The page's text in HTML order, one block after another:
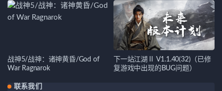
战神5/战神：诸神黄昏/God of
War Ragnarok
下一站江湖Ⅱ V1.1.40(32)（已修
复游戏中出现的BUG问题）
联系我们